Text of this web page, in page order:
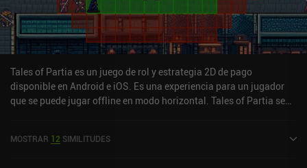
Tales of Partia es un juego de rol y estrategia 2D de pago
disponible en Android e iOS. Es una experiencia para un jugador
que se puede jugar offline en modo horizontal. Tales of Partia se
MOSTRAR 12 SIMILITUDES